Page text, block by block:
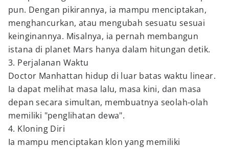
pun. Dengan pikirannya, ia mampu menciptakan,
menghancurkan, atau mengubah sesuatu sesuai
keinginannya. Misalnya, ia pernah membangun
istana di planet Mars hanya dalam hitungan detik.
3. Perjalanan Waktu
Doctor Manhattan hidup di luar batas waktu linear.
Ia dapat melihat masa lalu, masa kini, dan masa
depan secara simultan, membuatnya seolah-olah
memiliki "penglihatan dewa".
4. Kloning Diri
Ia mampu menciptakan klon yang memiliki